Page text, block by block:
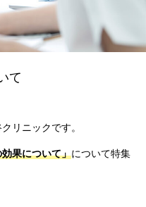
て
リニックです。
果について」について特集